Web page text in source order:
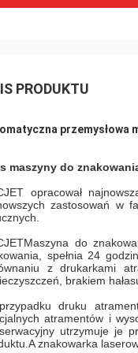
PRODUKTU
przemysłowa
maszyny do
opracował
zastosowań w
Maszyna do
spełnia 24
z drukarkami
brakiem
druku
atramentów i
utrzymuje je
znakowarka